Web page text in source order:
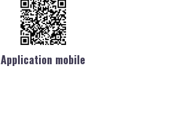
Application mobile